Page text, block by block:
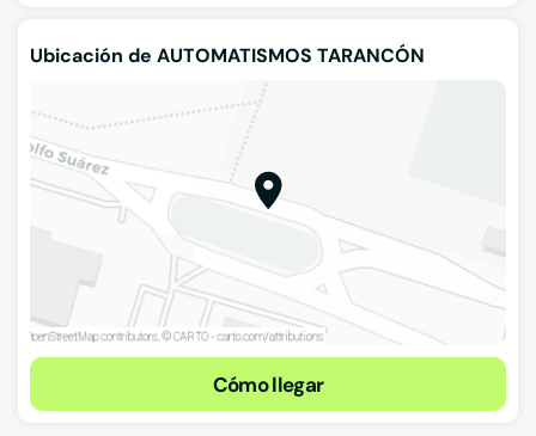
Ubicación de AUTOMATISMOS TARANCÓN
Cómo llegar